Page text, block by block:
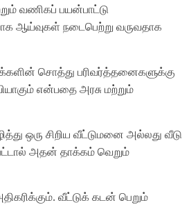
வணிகப் பயன்பாட்டு
ஆய்வுகள் நடைபெற்று வருவதாக
சொத்து பரிவர்த்தனைகளுக்கு
என்பதை அரசு மற்றும்
ஒரு சிறிய வீட்டுமனை அல்லது வீடு
அதன் தாக்கம் வெறும்
வீட்டுக் கடன் பெறும்